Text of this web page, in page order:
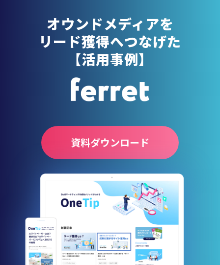
オウンドメディアを
リード獲得へつなげた
【活用事例】
資料ダウンロード